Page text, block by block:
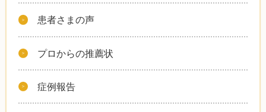
患者さまの声
プロからの推薦状
症例報告